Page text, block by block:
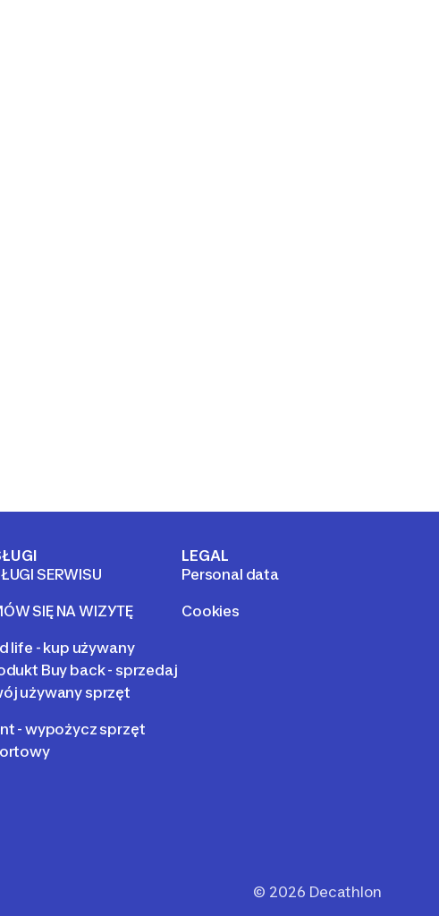
SERWISU
SIĘ NA WIZYTĘ
life - kup używany
Buy back - sprzedaj
używany sprzęt
- wypożycz sprzęt
LEGAL
Personal data
Cookies
© 2026 Decathlon